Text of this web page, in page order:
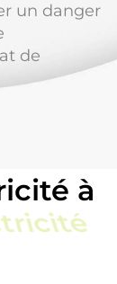
un danger
de
à